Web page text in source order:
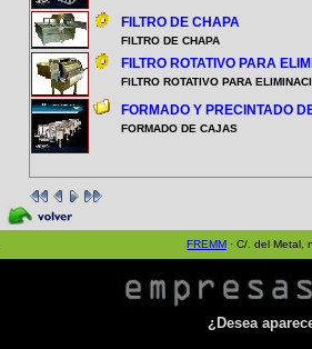
FILTRO DE CHAPA
FILTRO DE CHAPA
FILTRO ROTATIVO PARA
FILTRO ROTATIVO PARA
FORMADO Y PRECINTADO
FORMADO DE CAJAS
FREMM · C/. del Metal,
¿Desea